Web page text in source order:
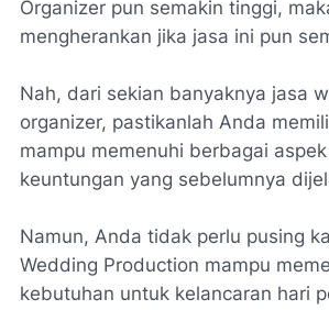
Organizer pun semakin tinggi,
mengherankan jika jasa ini pun
Nah, dari sekian banyaknya jasa
organizer, pastikanlah Anda
mampu memenuhi berbagai
keuntungan yang sebelumnya
Namun, Anda tidak perlu pusing
Wedding Production mampu
kebutuhan untuk kelancaran hari